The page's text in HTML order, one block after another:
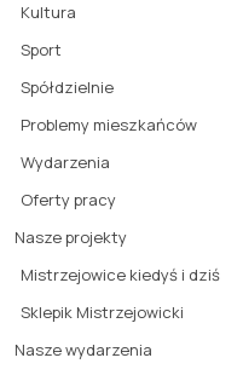
Kultura
Sport
Spółdzielnie
Problemy mieszkańców
Wydarzenia
Oferty pracy
Nasze projekty
Mistrzejowice kiedyś i dziś
Sklepik Mistrzejowicki
Nasze wydarzenia